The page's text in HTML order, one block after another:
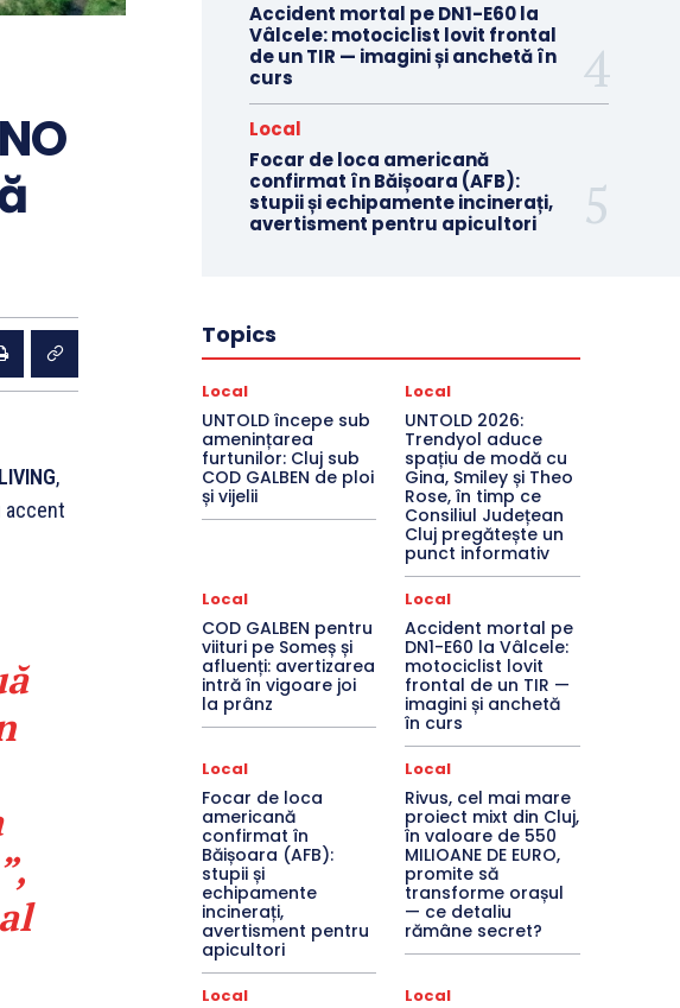
,
accent
Accident mortal pe DN1-E60 la
Vâlcele: motociclist lovit frontal
de un TIR — imagini și anchetă în
curs
Local
Focar de loca americană
confirmat în Băișoara (AFB):
stupii și echipamente incinerați,
avertisment pentru apicultori
Topics
Local
UNTOLD începe sub
amenințarea
furtunilor: Cluj sub
COD GALBEN de ploi
și vijelii
Local
UNTOLD 2026:
Trendyol aduce
spațiu de modă cu
Gina, Smiley și Theo
Rose, în timp ce
Consiliul Județean
Cluj pregătește un
punct informativ
Local
COD GALBEN pentru
viituri pe Someș și
afluenți: avertizarea
intră în vigoare joi
la prânz
Local
Accident mortal pe
DN1-E60 la Vâlcele:
motociclist lovit
frontal de un TIR —
imagini și anchetă
în curs
Local
Focar de loca
americană
confirmat în
Băișoara (AFB):
stupii și
echipamente
incinerați,
avertisment pentru
apicultori
Local
Rivus, cel mai mare
proiect mixt din Cluj,
în valoare de 550
MILIOANE DE EURO,
promite să
transforme orașul
— ce detaliu
rămâne secret?
Local Local